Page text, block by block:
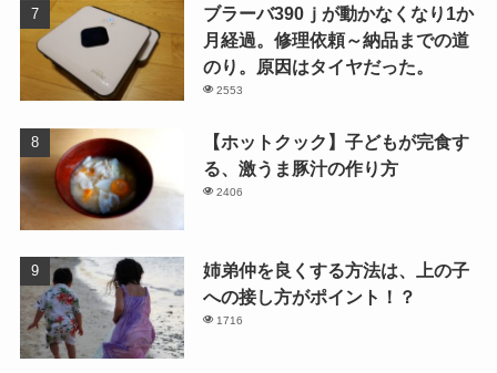
ブラーバ390ｊが動かなくなり1か
月経過。修理依頼～納品までの道
のり。原因はタイヤだった。
2553
【ホットクック】子どもが完食す
る、激うま豚汁の作り方
2406
姉弟仲を良くする方法は、上の子
への接し方がポイント！？
1716